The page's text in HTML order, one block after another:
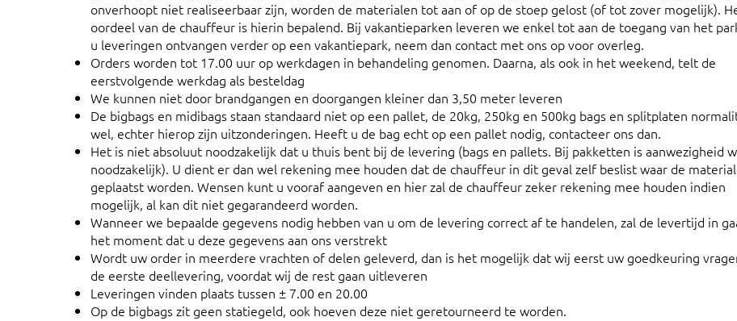
onverhoopt niet realiseerbaar zijn, worden de materialen tot aan of op de stoep gelost (of tot zover mogelijk).
oordeel van de chauffeur is hierin bepalend. Bij vakantieparken leveren we enkel tot aan de toegang van het
u leveringen ontvangen verder op een vakantiepark, neem dan contact met ons op voor overleg.
Orders worden tot 17.00 uur op werkdagen in behandeling genomen. Daarna, als ook in het weekend, telt de
eerstvolgende werkdag als besteldag
We kunnen niet door brandgangen en doorgangen kleiner dan 3,50 meter leveren
De bigbags en midibags staan standaard niet op een pallet, de 20kg, 250kg en 500kg bags en splitplaten
wel, echter hierop zijn uitzonderingen. Heeft u de bag echt op een pallet nodig, contacteer ons dan.
Het is niet absoluut noodzakelijk dat u thuis bent bij de levering (bags en pallets. Bij pakketten is aanwezigheid
noodzakelijk). U dient er dan wel rekening mee houden dat de chauffeur in dit geval zelf beslist waar de
geplaatst worden. Wensen kunt u vooraf aangeven en hier zal de chauffeur zeker rekening mee houden indien
mogelijk, al kan dit niet gegarandeerd worden.
Wanneer we bepaalde gegevens nodig hebben van u om de levering correct af te handelen, zal de levertijd in
het moment dat u deze gegevens aan ons verstrekt
Wordt uw order in meerdere vrachten of delen geleverd, dan is het mogelijk dat wij eerst uw goedkeuring
de eerste deellevering, voordat wij de rest gaan uitleveren
Leveringen vinden plaats tussen ± 7.00 en 20.00
Op de bigbags zit geen statiegeld, ook hoeven deze niet geretourneerd te worden.